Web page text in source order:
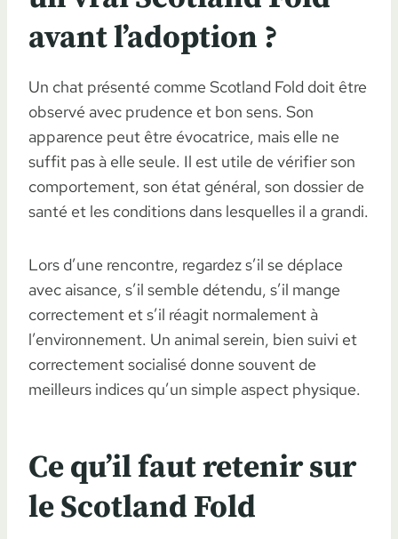
avant l’adoption ?
Un chat présenté comme Scotland Fold doit être
observé avec prudence et bon sens. Son
apparence peut être évocatrice, mais elle ne
suffit pas à elle seule. Il est utile de vérifier son
comportement, son état général, son dossier de
santé et les conditions dans lesquelles il a grandi.
Lors d’une rencontre, regardez s’il se déplace
avec aisance, s’il semble détendu, s’il mange
correctement et s’il réagit normalement à
l’environnement. Un animal serein, bien suivi et
correctement socialisé donne souvent de
meilleurs indices qu’un simple aspect physique.
Ce qu’il faut retenir sur
le Scotland Fold